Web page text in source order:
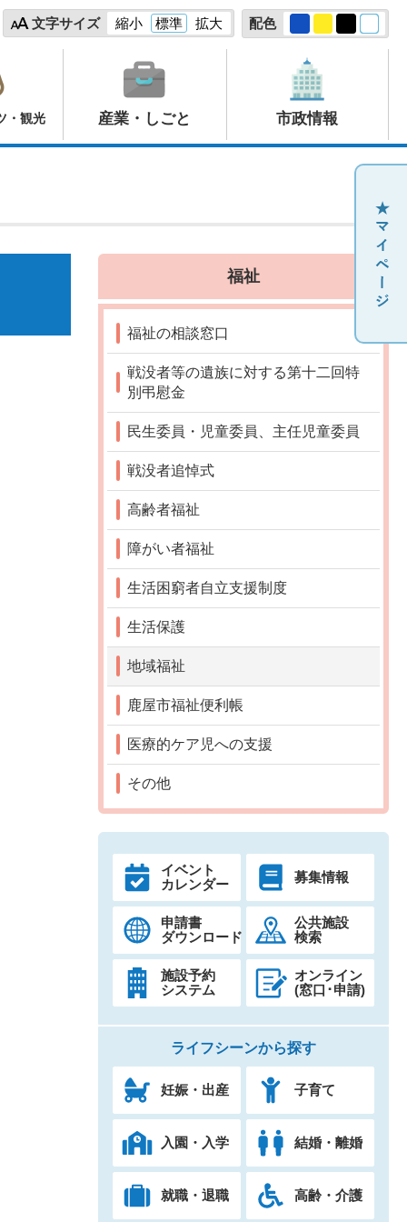
文字サイズ 縮小 標準 拡大 配色
・観光 産業・しごと 市政情報
福祉
福祉の相談窓口
戦没者等の遺族に対する第十二回特
別弔慰金
民生委員・児童委員、主任児童委員
戦没者追悼式
高齢者福祉
障がい者福祉
生活困窮者自立支援制度
生活保護
地域福祉
鹿屋市福祉便利帳
医療的ケア児への支援
その他
イベント
カレンダー
募集情報
申請書
ダウンロード
公共施設
検索
施設予約
システム
オンライン
(窓口･申請)
ライフシーンから探す
妊娠・出産 子育て
入園・入学 結婚・離婚
就職・退職 高齢・介護